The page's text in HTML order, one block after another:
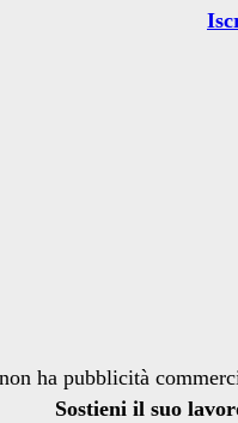
non ha pubblicità
Sostieni il suo